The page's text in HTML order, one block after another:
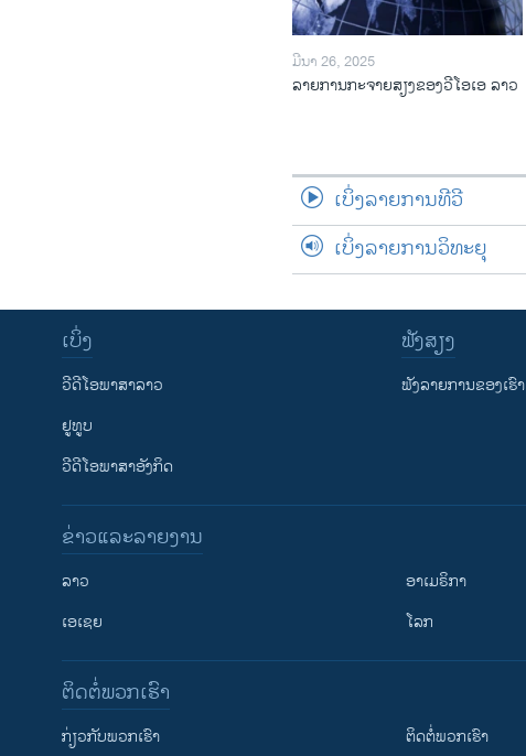
ມີນາ 26, 2025
ລາຍການກະຈາຍສຽງຂອງວີໂອເອ ລາວ
ເບິ່ງລາຍການທີວີ
ເບິ່ງລາຍການວິທະຍຸ
ເບິ່ງ
ວີດີໂອພາສາລາວ
ຢູທູບ
ວີດີໂອພາສາອັງກິດ
ຟັງສຽງ
ຟັງລາຍການຂອງເຮົາ
ຂ່າວແລະລາຍງານ
ລາວ
ເອເຊຍ
ອາເມຣິກາ
ໂລກ
ຕິດຕໍ່ພວກເຮົາ
ກ່ຽວກັບພວກເຮົາ ຕິດຕໍ່ພວກເຮົາ